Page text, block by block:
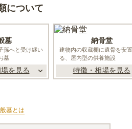
について
墓
孫へと受け継い
墓
を見る
納骨堂
建物内の収蔵棚に遺骨を安
る、屋内型の供養施設
特徴・相場を見る
墓とは